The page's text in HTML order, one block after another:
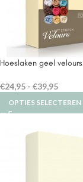
Hoeslaken geel velours
€24,95 - €39,95
OPTIES SELECTEREN